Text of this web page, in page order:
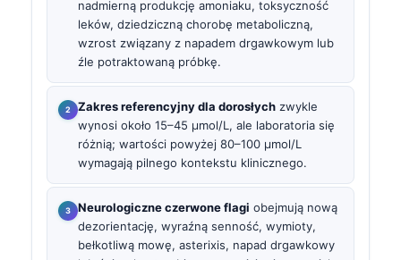
nadmierną produkcję amoniaku, toksyczność
leków, dziedziczną chorobę metaboliczną,
wzrost związany z napadem drgawkowym lub
źle potraktowaną próbkę.
Zakres referencyjny dla dorosłych zwykle
wynosi około 15–45 µmol/L, ale laboratoria się
różnią; wartości powyżej 80–100 µmol/L
wymagają pilnego kontekstu klinicznego.
Neurologiczne czerwone flagi obejmują nową
dezorientację, wyraźną senność, wymioty,
bełkotliwą mowę, asterixis, napad drgawkowy